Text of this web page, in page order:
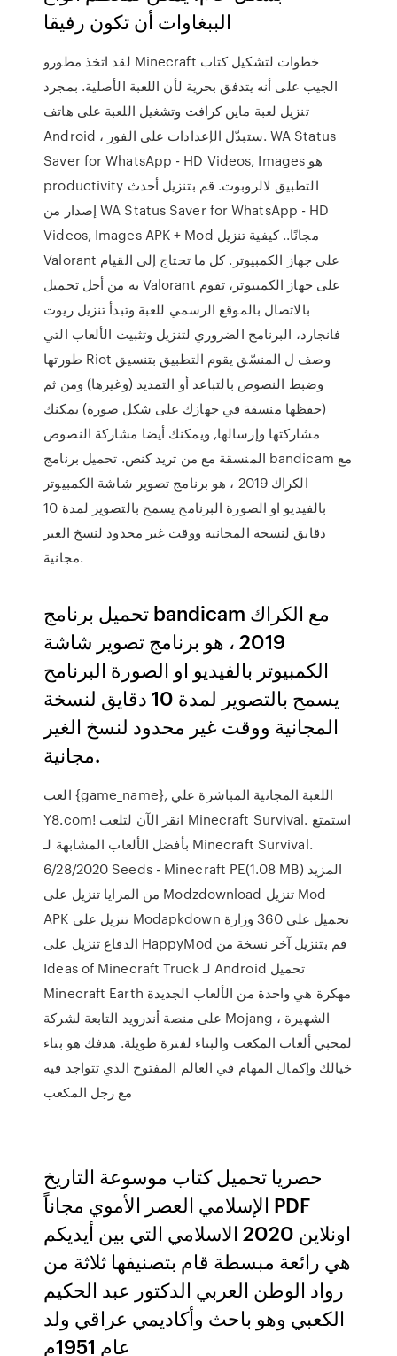
لقد اتخذ مطورو Minecraft خطوات لتشكيل كتاب
الجيب على أنه يتدفق بحرية لأن اللعبة الأصلية. بمجرد
تنزيل لعبة ماين كرافت وتشغيل اللعبة على هاتف
Android ، ستبدّل الإعدادات على الفور. WA Status
Saver for WhatsApp - HD Videos, Images هو
productivity التطبيق لالروبوت. قم بتنزيل أحدث
إصدار من WA Status Saver for WhatsApp - HD
Videos, Images APK + Mod مجانًا.. كيفية تنزيل
Valorant على جهاز الكمبيوتر. كل ما تحتاج إلى القيام
به من أجل تحميل Valorant على جهاز الكمبيوتر، تقوم
بالاتصال بالموقع الرسمي للعبة وتبدأ تنزيل ريوت
فانجارد، البرنامج الضروري لتنزيل وتثبيت الألعاب التي
طورتها Riot وصف ل المنسّق يقوم التطبيق بتنسيق
وضبط النصوص بالتباعد أو التمديد (وغيرها) ومن ثم
(حفظها منسقة في جهازك على شكل صورة) يمكنك
مشاركتها وإرسالها, ويمكنك أيضا مشاركة النصوص
المنسقة مع من تريد كنص. تحميل برنامج bandicam مع
الكراك 2019 ، هو برنامج تصوير شاشة الكمبيوتر
بالفيديو او الصورة البرنامج يسمح بالتصوير لمدة 10
دقايق لنسخة المجانية ووقت غير محدود لنسخ الغير
مجانية.
تحميل برنامج bandicam مع الكراك
2019 ، هو برنامج تصوير شاشة
الكمبيوتر بالفيديو او الصورة البرنامج
يسمح بالتصوير لمدة 10 دقايق لنسخة
المجانية ووقت غير محدود لنسخ الغير
مجانية.
العب {game_name}, اللعبة المجانية المباشرة علي
Y8.com! انقر الآن لتلعب Minecraft Survival. استمتع
بأفضل الألعاب المشابهة لـ Minecraft Survival.
6/28/2020 Seeds - Minecraft PE(1.08 MB) المزيد
من المرايا تنزيل على Modzdownload تنزيل Mod
APK تنزيل على Modapkdown تحميل على 360 وزارة
الدفاع تنزيل على HappyMod قم بتنزيل آخر نسخة من
Ideas of Minecraft Truck لـ Android تحميل
Minecraft Earth مهكرة هي واحدة من الألعاب الجديدة
على منصة أندرويد التابعة لشركة Mojang الشهيرة ،
لمحبي ألعاب المكعب والبناء لفترة طويلة. هدفك هو بناء
خيالك وإكمال المهام في العالم المفتوح الذي تتواجد فيه
مع رجل المكعب
حصريا تحميل كتاب موسوعة التاريخ
الإسلامي العصر الأموي مجاناً PDF
اونلاين 2020 الاسلامي التي بين أيديكم
هي رائعة مبسطة قام بتصنيفها ثلاثة من
رواد الوطن العربي الدكتور عبد الحكيم
الكعبي وهو باحث وأكاديمي عراقي ولد
عام 1951م